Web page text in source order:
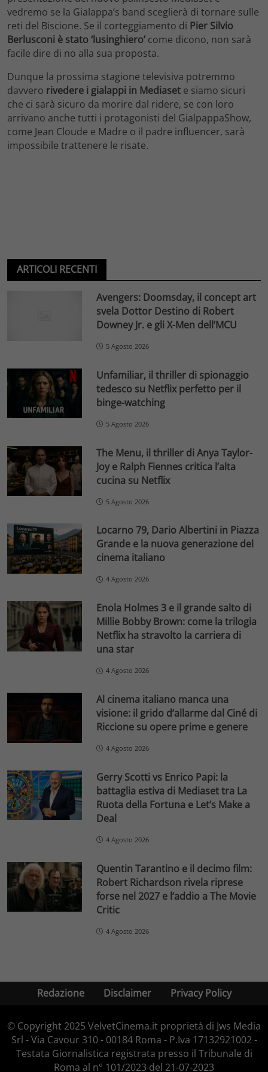
vedremo se la Gialappa’s band sceglierà di tornare sulle
reti del Biscione. Se il corteggiamento di Pier Silvio
Berlusconi è stato ‘lusinghiero’ come dicono, non sarà
facile dire di no alla sua proposta.
Dunque la prossima stagione televisiva potremmo
davvero rivedere i gialappi in Mediaset e siamo sicuri
che ci sarà sicuro da morire dal ridere, se con loro
arrivano anche tutti i protagonisti del GialpappaShow,
come Jean Cloude e Madre o il padre influencer, sarà
impossibile trattenere le risate.
ARTICOLI RECENTI
Avengers: Doomsday, il concept art
svela Dottor Destino di Robert
Downey Jr. e gli X-Men dell’MCU
5 Agosto 2026
Unfamiliar, il thriller di spionaggio
tedesco su Netflix perfetto per il
binge-watching
5 Agosto 2026
The Menu, il thriller di Anya Taylor-
Joy e Ralph Fiennes critica l’alta
cucina su Netflix
5 Agosto 2026
Locarno 79, Dario Albertini in Piazza
Grande e la nuova generazione del
cinema italiano
4 Agosto 2026
Enola Holmes 3 e il grande salto di
Millie Bobby Brown: come la trilogia
Netflix ha stravolto la carriera di
una star
4 Agosto 2026
Al cinema italiano manca una
visione: il grido d’allarme dal Ciné di
Riccione su opere prime e genere
4 Agosto 2026
Gerry Scotti vs Enrico Papi: la
battaglia estiva di Mediaset tra La
Ruota della Fortuna e Let’s Make a
Deal
4 Agosto 2026
Quentin Tarantino e il decimo film:
Robert Richardson rivela riprese
forse nel 2027 e l’addio a The Movie
Critic
4 Agosto 2026
Redazione Disclaimer Privacy Policy
© Copyright 2025 VelvetCinema.it proprietà di Jws Media
Srl - Via Cavour 310 - 00184 Roma - P.Iva 17132921002 -
Testata Giornalistica registrata presso il Tribunale di
Roma al n° 101/2023 del 21-07-2023